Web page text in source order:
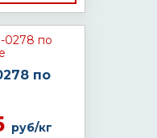
по
руб/кг